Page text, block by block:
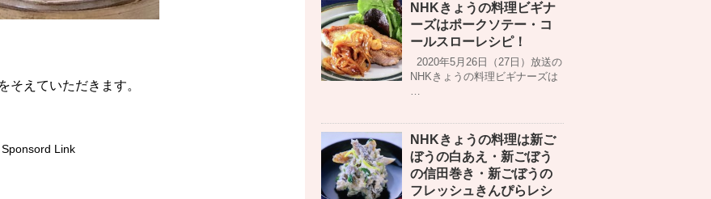
そえていただきます。
Sponsord Link
NHKきょうの料理ビギナ
ーズはポークソテー・コ
ールスローレシピ！
2020年5月26日（27日）放送の
NHKきょうの料理ビギナーズは
…
NHKきょうの料理は新ご
ぼうの白あえ・新ごぼう
の信田巻き・新ごぼうの
フレッシュきんぴらレシ